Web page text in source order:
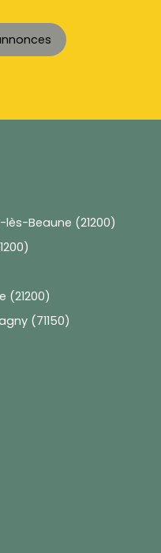
Beaune (21200)
(21200)
(71150)